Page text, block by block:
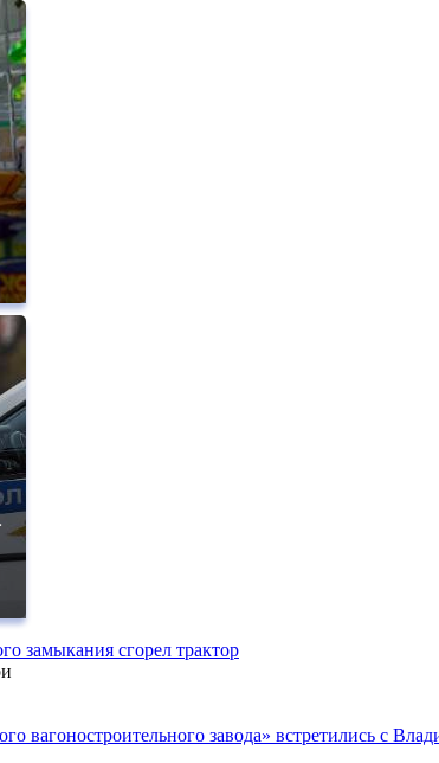
замыкания сгорел трактор
вагоностроительного завода» встретились с